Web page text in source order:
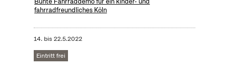
fahrradfreundliches Köln
14. bis22.5.2022
Eintritt frei